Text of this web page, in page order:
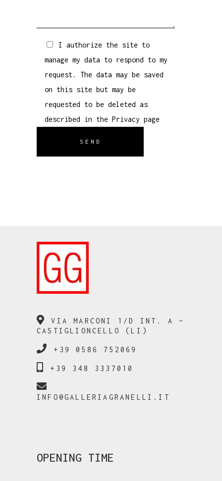
I authorize the site to
manage my data to respond to my
request. The data may be saved
on this site but may be
requested to be deleted as
described in the Privacy page
SEND
VIA MARCONI 1/D INT. A –
CASTIGLIONCELLO (LI)
+39 0586 752069
+39 348 3337010
INFO@GALLERIAGRANELLI.IT
OPENING TIME